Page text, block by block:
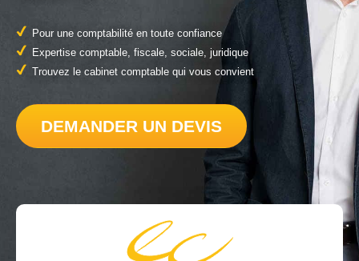
Pour une comptabilité en toute confiance
Expertise comptable, fiscale, sociale, juridique
Trouvez le cabinet comptable qui vous convient
DEMANDER UN DEVIS